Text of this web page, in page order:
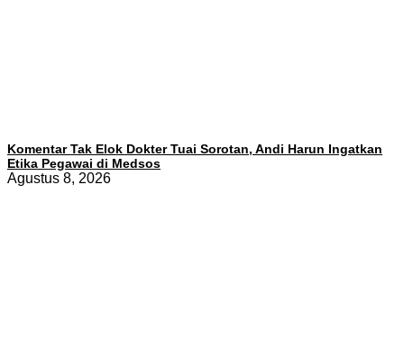
Komentar Tak Elok Dokter Tuai Sorotan, Andi Harun Ingatkan
Etika Pegawai di Medsos
Agustus 8, 2026